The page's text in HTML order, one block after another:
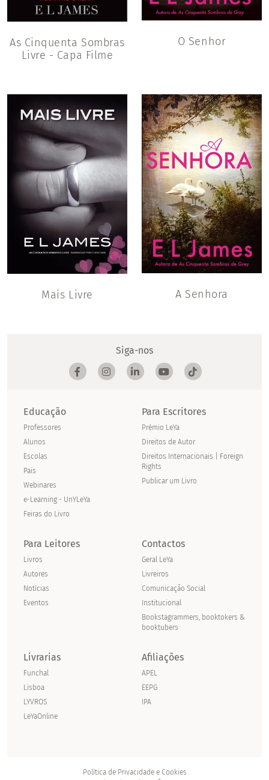
As Cinquenta Sombras
Livre - Capa Filme
O Senhor
Mais Livre A Senhora
Siga-nos
Educação
Professores
Alunos
Escolas
Pais
Webinares
e-Learning - UnYLeYa
Feiras do Livro
Para Escritores
Prémio LeYa
Direitos de Autor
Direitos Internacionais | Foreign
Rights
Publicar um Livro
Para Leitores
Livros
Autores
Notícias
Eventos
Contactos
Geral LeYa
Livreiros
Comunicação Social
Institucional
Bookstagrammers, booktokers &
booktubers
Livrarias
Funchal
Lisboa
LYVROS
LeYaOnline
Afiliações
APEL
EEPG
IPA
Política de Privacidade e Cookies